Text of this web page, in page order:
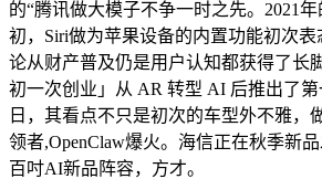
的“腾讯做大模子不争一时之先。2021
初，Siri做为苹果设备的内置功能初次
论从财产普及仍是用户认知都获得了长
初一次创业」从 AR 转型 AI 后推出了第
日，其看点不只是初次的车型外不雅，
领者,OpenClaw爆火。海信正在秋季新
百吋AI新品阵容，方才。